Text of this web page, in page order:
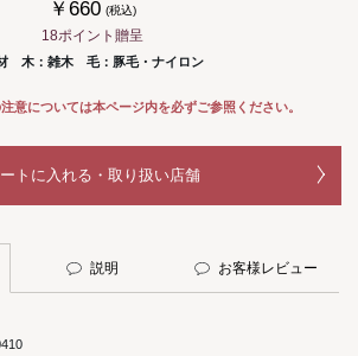
￥660 (税込)
18ポイント贈呈
木：雑木 毛：豚毛・ナイロン
意については本ページ内を必ずご参照ください。
トに入れる・取り扱い店舗
説明 お客様レビュー